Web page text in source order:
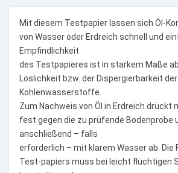
Mit diesem Testpapier lassen sich Öl-
von Wasser oder Erdreich schnell und
Empfindlichkeit
des Testpapieres ist in starkem Maße
Löslichkeit bzw. der Dispergierbarkeit der
Kohlenwasserstoffe.
Zum Nachweis von Öl in Erdreich drückt
fest gegen die zu prüfende Bodenprobe
anschließend – falls
erforderlich – mit klarem Wasser ab. Die
Test-papiers muss bei leicht flüchtigen